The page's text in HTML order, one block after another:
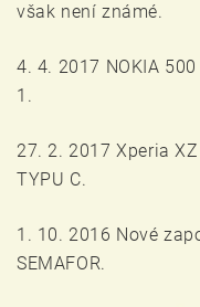
však není známé.
4. 4. 2017 NOKIA
1.
27. 2. 2017 Xperia
TYPU C.
1. 10. 2016 Nové
SEMAFOR.